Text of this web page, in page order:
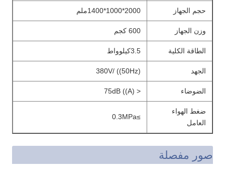
حجم الجهاز 2000*1000*1400ملم
وزن الجهاز 600 كجم
الطاقة الكلية 3.5كيلوواط
الجهد 380V/ ((50Hz)
الضوضاء < 75dB ((A)
ضغط الهواء
العامل
≥0.3MPa
صور مفصلة